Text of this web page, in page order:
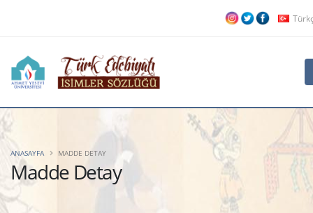
Madde Detay
ANASAYFA MADDE DETAY